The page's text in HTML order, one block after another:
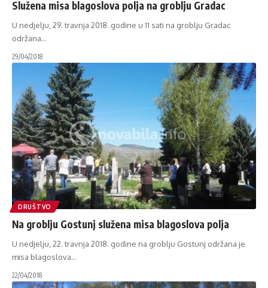
Služena misa blagoslova polja na groblju Gradac
U nedjelju, 29. travnja 2018. godine u 11 sati na groblju Gradac
održana…
29/04/2018
DRUŠTVO
Na groblju Gostunj služena misa blagoslova polja
U nedjelju, 22. travnja 2018. godine na groblju Gostunj održana je
misa blagoslova…
22/04/2018